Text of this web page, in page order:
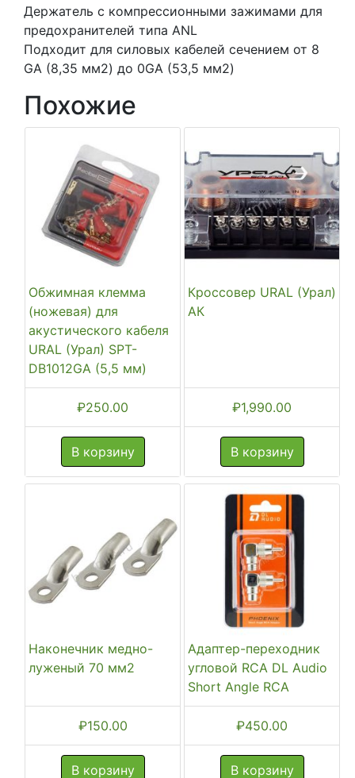
(Урал)
FH-
DB07
Держатель с компрессионными зажимами для
предохранителей типа ANL
Подходит для силовых кабелей сечением от 8
GA (8,35 мм2) до 0GA (53,5 мм2)
Похожие
Обжимная клемма
(ножевая) для
акустического кабеля
URAL (Урал) SPT-
DB1012GA (5,5 мм)
₽250.00
В корзину
Кроссовер URAL (Урал)
АК
₽1,990.00
В корзину
Наконечник медно-
луженый 70 мм2
₽150.00
В корзину
Адаптер-переходник
угловой RCA DL Audio
Short Angle RCA
₽450.00
В корзину